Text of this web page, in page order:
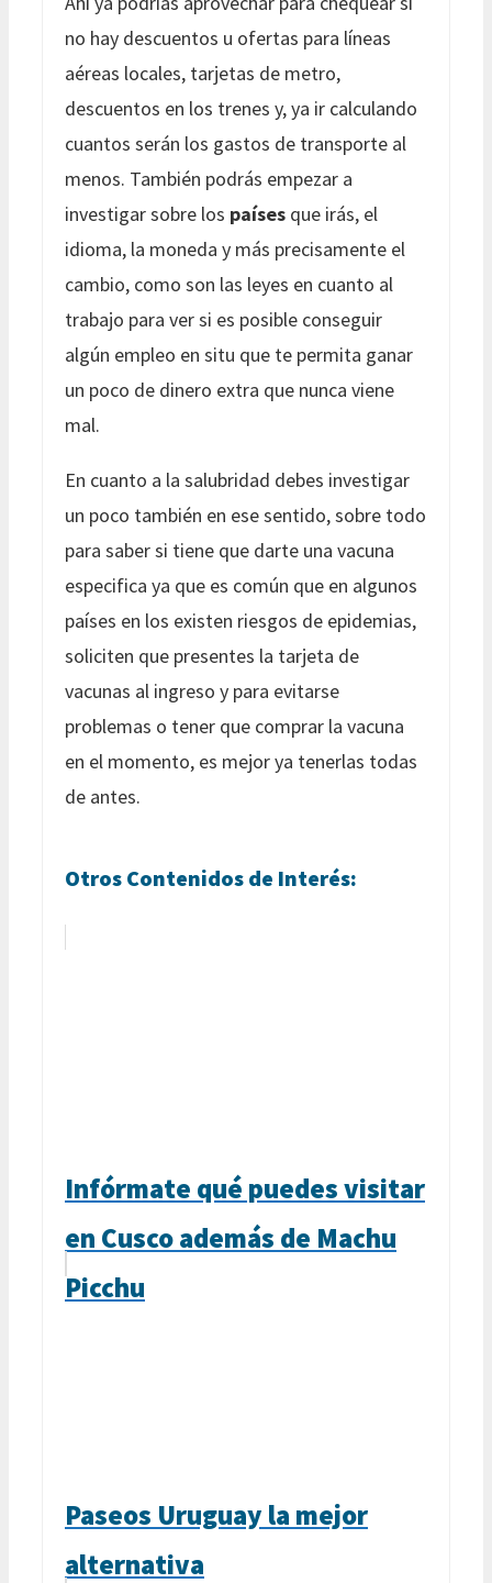
no hay descuentos u ofertas para líneas
aéreas locales, tarjetas de metro,
descuentos en los trenes y, ya ir calculando
cuantos serán los gastos de transporte al
menos. También podrás empezar a
investigar sobre los países que irás, el
idioma, la moneda y más precisamente el
cambio, como son las leyes en cuanto al
trabajo para ver si es posible conseguir
algún empleo en situ que te permita ganar
un poco de dinero extra que nunca viene
mal.
En cuanto a la salubridad debes investigar
un poco también en ese sentido, sobre todo
para saber si tiene que darte una vacuna
especifica ya que es común que en algunos
países en los existen riesgos de epidemias,
soliciten que presentes la tarjeta de
vacunas al ingreso y para evitarse
problemas o tener que comprar la vacuna
en el momento, es mejor ya tenerlas todas
de antes.
Otros Contenidos de Interés:
Infórmate qué puedes visitar
en Cusco además de Machu
Picchu
Paseos Uruguay la mejor
alternativa